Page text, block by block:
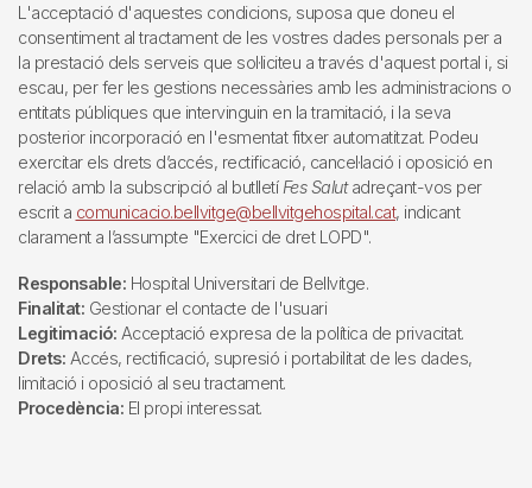
L'acceptació d'aquestes condicions, suposa que doneu el
consentiment al tractament de les vostres dades personals per a
la prestació dels serveis que sol·liciteu a través d'aquest portal i, si
escau, per fer les gestions necessàries amb les administracions o
entitats públiques que intervinguin en la tramitació, i la seva
posterior incorporació en l'esmentat fitxer automatitzat. Podeu
exercitar els drets d’accés, rectificació, cancel·lació i oposició en
relació amb la subscripció al butlletí Fes Salutadreçant-vos per
escrit a comunicacio.bellvitge@bellvitgehospital.cat, indicant
clarament a l’assumpte "Exercici de dret LOPD".
Responsable: Hospital Universitari de Bellvitge.
Finalitat: Gestionar el contacte de l'usuari
Legitimació: Acceptació expresa de la política de privacitat.
Drets: Accés, rectificació, supresió i portabilitat de les dades,
limitació i oposició al seu tractament.
Procedència: El propi interessat.